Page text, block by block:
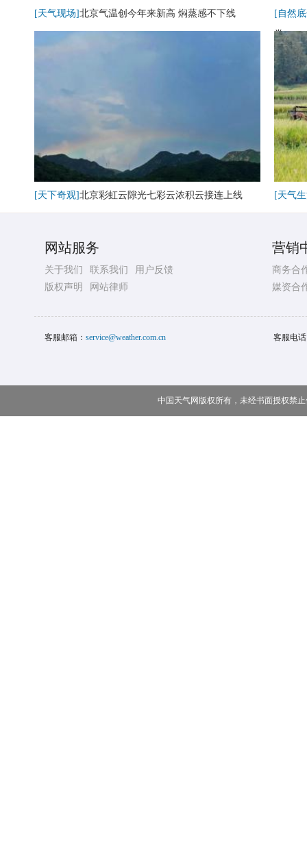
[天气现场]北京气温创今年来新高 焖蒸感不下线
[自然
卷
[天下奇观]北京彩虹云隙光七彩云浓积云接连上线 [天气
网站服务
关于我们 联系我们
用户反馈
版权声明
网站律师
营销
商务合
媒资合
客服邮箱： service@weather.com.cn 客服电
中国天气网版权所有，未经书面授权